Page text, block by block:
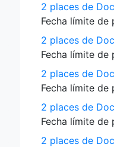
2 places de
Fecha límite de
2 places de
Fecha límite de
2 places de
Fecha límite de
2 places de
Fecha límite de
2 places de